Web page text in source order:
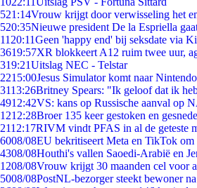
521:14Vrouw krijgt door verwisseling het
520:35Nieuwe president De la Espriella
11 20:11Geen 'happy end' bij seksdate via
3619:57XR blokkeert A12 ruim twee uur,
319:21Uitslag NEC - Telstar
2215:00Jesus Simulator komt naar
3113:26Britney Spears: "Ik geloof dat ik
4912:42VS: kans op Russische aanval op
1212:28Broer 135 keer gestoken en
2112:17RIVM vindt PFAS in al de geteste
6008/08EU bekritiseert Meta en TikTok om
4308/08Houthi's vallen Saoedi-Arabië en
1208/08Vrouw krijgt 30 maanden cel voor
5008/08PostNL-bezorger steekt bewoner